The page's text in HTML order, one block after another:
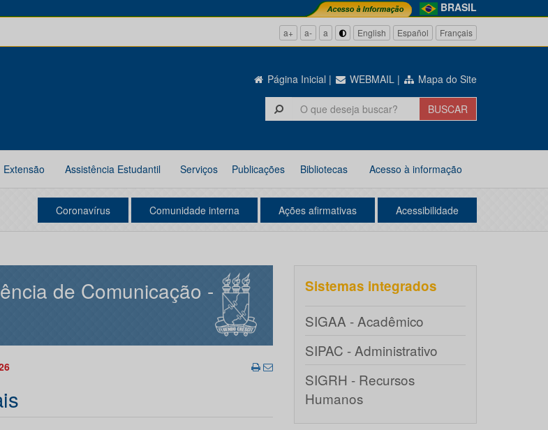
BRASIL
a+ a- a English Español Français
Página Inicial | WEBMAIL | Mapa do Site
Extensão Assistência Estudantil Serviços Publicações Bibliotecas Acesso à informação
Coronavírus Comunidade interna Ações afirmativas Acessibilidade
de Comunicação -
Sistemas integrados
SIGAA - Acadêmico
SIPAC - Administrativo
SIGRH - Recursos
Humanos